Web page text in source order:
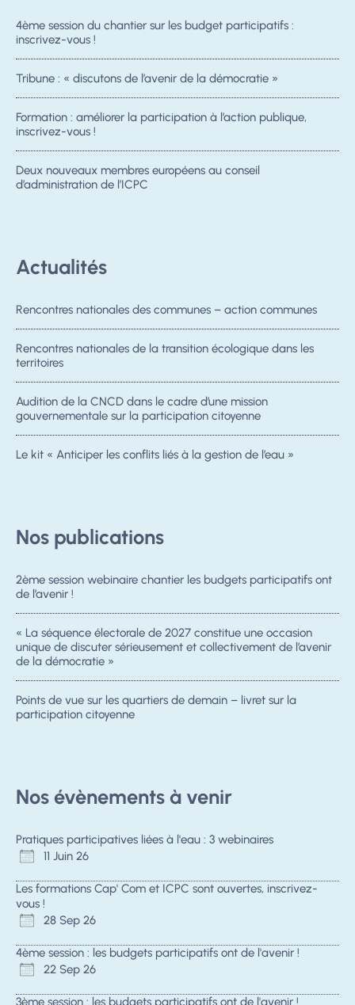
4ème session du chantier sur les budget participatifs :
inscrivez-vous !
Tribune : « discutons de l’avenir de la démocratie »
Formation : améliorer la participation à l’action publique,
inscrivez-vous !
Deux nouveaux membres européens au conseil
d’administration de l’ICPC
Actualités
Rencontres nationales des communes – action communes
Rencontres nationales de la transition écologique dans les
territoires
Audition de la CNCD dans le cadre d’une mission
gouvernementale sur la participation citoyenne
Le kit « Anticiper les conflits liés à la gestion de l’eau »
Nos publications
2ème session webinaire chantier les budgets participatifs ont
de l’avenir !
« La séquence électorale de 2027 constitue une occasion
unique de discuter sérieusement et collectivement de l’avenir
de la démocratie »
Points de vue sur les quartiers de demain – livret sur la
participation citoyenne
Nos évènements à venir
Pratiques participatives liées à l'eau : 3 webinaires
11 Juin 26
Les formations Cap' Com et ICPC sont ouvertes, inscrivez-
vous !
28 Sep 26
4ème session : les budgets participatifs ont de l'avenir !
22 Sep 26
3ème session : les budgets participatifs ont de l'avenir !